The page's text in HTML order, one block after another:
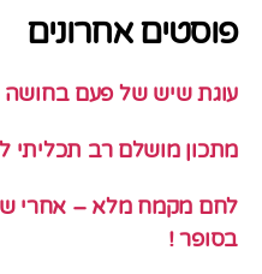
פוסטים אחרונים
עוגת שיש של פעם בחושה
מתכון מושלם רב תכליתי
לחם מקמח מלא – אחרי
בסופר !